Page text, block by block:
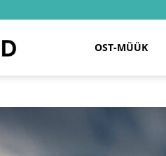
OST-MÜÜK